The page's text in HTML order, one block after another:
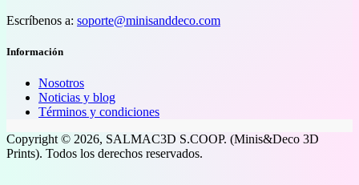
Escríbenos a: soporte@minisanddeco.com
Información
Nosotros
Noticias y blog
Términos y condiciones
Copyright © 2026, SALMAC3D S.COOP. (Minis&Deco 3D
Prints). Todos los derechos reservados.